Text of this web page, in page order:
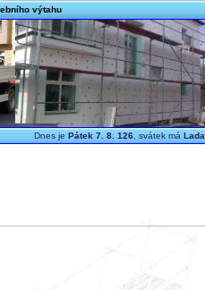
výtahu
Dnes je Pátek 7. 8. 126, svátek má Lada